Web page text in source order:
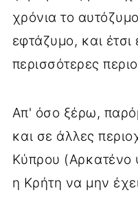
χρόνια το
εφτάζυμο, και έτσι
περισσότερες
Απ' όσο ξέρω,
και σε άλλες
Κύπρου (Αρκατένο
η Κρήτη να μην